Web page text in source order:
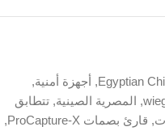
Egyptian
, أجهزة أمنية,
, المصرية الصينية, تتطابق
, قارئ بصمات ProCapture-X
,